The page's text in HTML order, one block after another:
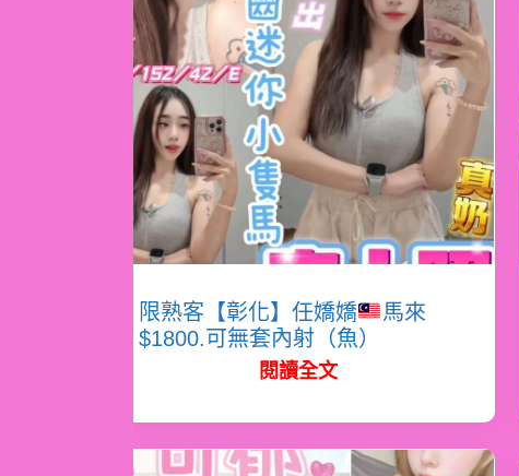
限熟客【彰化】任嬌嬌
馬來
$1800.可無套內射（魚）
閱讀全文